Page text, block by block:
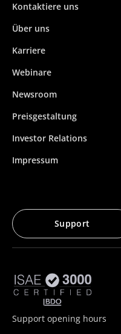
Kontaktiere uns
Über uns
Karriere
Webinare
Newsroom
Preisgestaltung
Investor Relations
Impressum
Support
Support opening hours